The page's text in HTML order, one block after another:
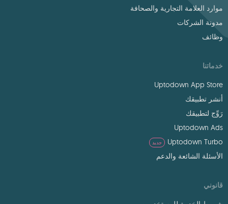
موارد العلامة التجارية والصحافة
مدونة الشركات
وظائف
خدماتنا
Uptodown App Store
أنشر تطبيقك
رَوِّج لتطبيقك
Uptodown Ads
Uptodown Turbo
جديد
الأسئلة الشائعة والدعم
قانوني